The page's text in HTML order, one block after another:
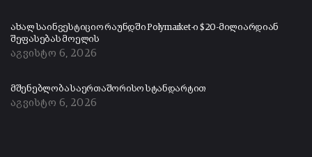
ახალ საინვესტიციო რაუნდში Polymarket-ი $20-მილიარდიან
შეფასებას მოელის
აგვისტო 6, 2026
მშენებლობა საერთაშორისო სტანდარტით
აგვისტო 6, 2026